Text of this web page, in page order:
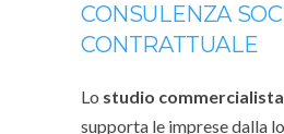
CONSULENZA
CONTRATTUALE
Lo studio
supporta le imprese dalla